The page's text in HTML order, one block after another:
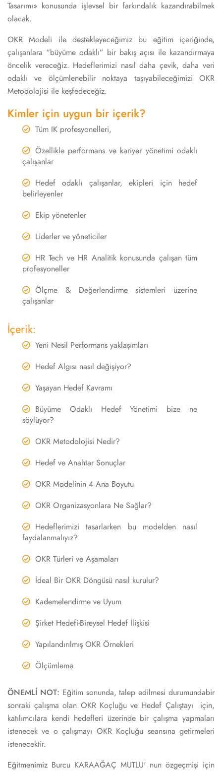
Tasarımı» konusunda işlevsel bir farkındalık kazandırabilmek
olacak.
OKR Modeli ile destekleyeceğimiz bu eğitim içeriğinde,
çalışanlara “büyüme odaklı” bir bakış açısı ile kazandırmaya
öncelik vereceğiz. Hedeflerimizi nasıl daha çevik, daha veri
odaklı ve ölçümlenebilir noktaya taşıyabileceğimizi OKR
Metodolojisi ile keşfedeceğiz.
Kimler için uygun bir içerik?
Tüm IK profesyonelleri,
Özellikle performans ve kariyer yönetimi odaklı
çalışanlar
Hedef odaklı çalışanlar, ekipleri için hedef
belirleyenler
Ekip yönetenler
Liderler ve yöneticiler
HR Tech ve HR Analitik konusunda çalışan tüm
profesyoneller
Ölçme & Değerlendirme sistemleri üzerine
çalışanlar
İçerik:
Yeni Nesil Performans yaklaşımları
Hedef Algısı nasıl değişiyor?
Yaşayan Hedef Kavramı
Büyüme Odaklı Hedef Yönetimi bize ne
söylüyor?
OKR Metodolojisi Nedir?
Hedef ve Anahtar Sonuçlar
OKR Modelinin 4 Ana Boyutu
OKR Organizasyonlara Ne Sağlar?
Hedeflerimizi tasarlarken bu modelden nasıl
faydalanmalıyız?
OKR Türleri ve Aşamaları
İdeal Bir OKR Döngüsü nasıl kurulur?
Kademelendirme ve Uyum
Şirket Hedefi-Bireysel Hedef İlişkisi
Yapılandırılmış OKR Örnekleri
Ölçümleme
ÖNEMLİ NOT: Eğitim sonunda, talep edilmesi durumundabir
sonraki çalışma olan OKR Koçluğu ve Hedef Çalıştayı için,
katılımcılara kendi hedefleri üzerinde bir çalışma yapmaları
istenecek ve o çalışmayı OKR Koçluğu seansına getirmeleri
istenecektir.
Eğitmenimiz Burcu KARAAĞAÇ MUTLU' nun özgeçmişi için